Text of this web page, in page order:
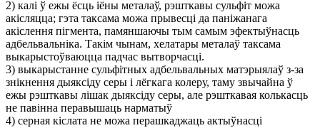
2) калі ў ежы ёсць іёны металаў, рэшткавы сульфіт можа
акісляцца; гэта таксама можа прывесці да паніжанага
акіслення пігмента, памяншаючы тым самым эфектыўнасць
адбельвальніка. Такім чынам, хелатары металаў таксама
выкарыстоўваюцца падчас вытворчасці.
3) выкарыстанне сульфітных адбельвальных матэрыялаў з-за
знікнення дыяксіду серы і лёгкага колеру, таму звычайна ў
ежы рэшткавы лішак дыяксіду серы, але рэшткавая колькасць
не павінна перавышаць нарматыў
4) серная кіслата не можа перашкаджаць актыўнасці